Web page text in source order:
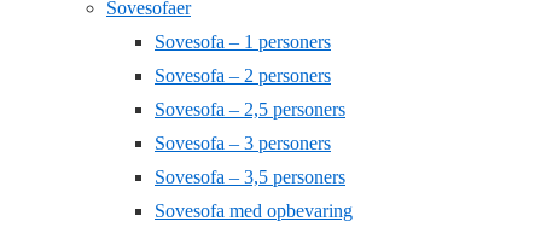
Sovesofaer
Sovesofa – 1 personers
Sovesofa – 2 personers
Sovesofa – 2,5 personers
Sovesofa – 3 personers
Sovesofa – 3,5 personers
Sovesofa med opbevaring